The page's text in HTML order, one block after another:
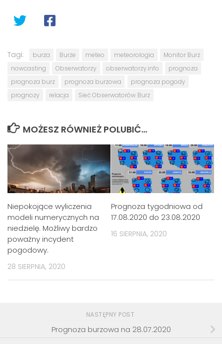
Tagi: burza Burze meteo meteorologia
Monitor Burz
nowcasting
Obserwatorzy obserwatorzy.info
prognoza
prognoza burz
prognoza burzowa
prognoza pogody
prognozy
relacja Sieć Obserwatorów Burz
MOŻESZ RÓWNIEŻ POLUBIĆ…
Niepokojące wyliczenia
modeli numerycznych na
niedzielę. Możliwy bardzo
poważny incydent
pogodowy.
28 SIERPNIA, 2020
Prognoza tygodniowa od
17.08.2020 do 23.08.2020
16 SIERPNIA, 2020
NASTĘPNY POST
Prognoza burzowa na 28.07.2020